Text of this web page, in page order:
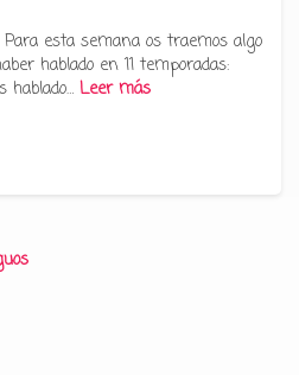
esta semana os traemos algo
hablado en 11 temporadas:
hablado… Leer más